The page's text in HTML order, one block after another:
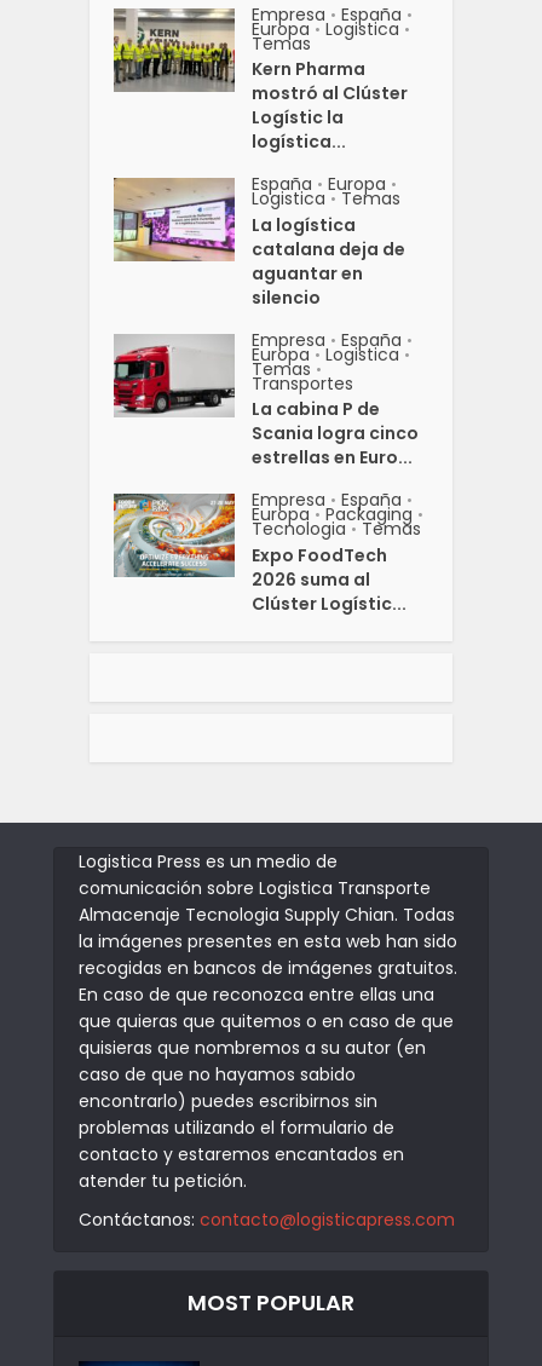
Empresa • España •
Europa • Logistica •
Temas
Kern Pharma
mostró al Clúster
Logístic la
logística...
España • Europa •
Logistica • Temas
La logística
catalana deja de
aguantar en
silencio
Empresa • España •
Europa • Logistica •
Temas •
Transportes
La cabina P de
Scania logra cinco
estrellas en Euro...
Empresa • España •
Europa • Packaging •
Tecnologia • Temas
Expo FoodTech
2026 suma al
Clúster Logístic...
Logistica Press es un medio de
comunicación sobre Logistica Transporte
Almacenaje Tecnologia Supply Chian. Todas
la imágenes presentes en esta web han sido
recogidas en bancos de imágenes gratuitos.
En caso de que reconozca entre ellas una
que quieras que quitemos o en caso de que
quisieras que nombremos a su autor (en
caso de que no hayamos sabido
encontrarlo) puedes escribirnos sin
problemas utilizando el formulario de
contacto y estaremos encantados en
atender tu petición.
Contáctanos: contacto@logisticapress.com
MOST POPULAR